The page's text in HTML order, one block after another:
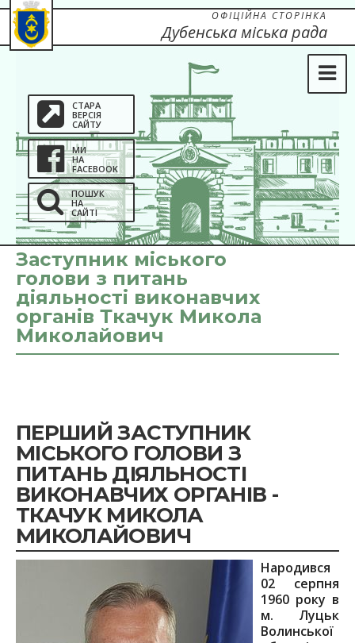
СТАРА
ВЕРСІЯ
САЙТУ
МИ
НА
FACEBOOK
ПОШУК
НА
САЙТІ
ОФІЦІЙНА СТОРІНКА
Дубенська міська рада
Заступник міського
голови з питань
діяльності виконавчих
органів Ткачук Микола
Миколайович
ПЕРШИЙ ЗАСТУПНИК
МІСЬКОГО ГОЛОВИ З
ПИТАНЬ ДІЯЛЬНОСТІ
ВИКОНАВЧИХ ОРГАНІВ -
ТКАЧУК МИКОЛА
МИКОЛАЙОВИЧ
Народився
02 серпня
1960 року в
м. Луцьк
Волинської